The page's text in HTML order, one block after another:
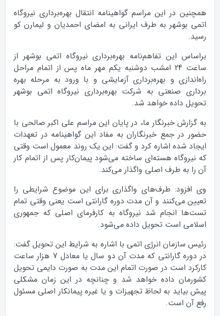
همچنين در اين مراسم گواهينامه‌ انتقال بهره‌برداري نيروگاه
اتمي بوشهر به طرف ايراني به امضاي احمديان و ليمارن کو
رسيد.
براساس اين تفاهم‌نامه بهره‌برداري نيروگاه اتمي بوشهر از
ساعت 24 امشب دوشنبه يکم مهر ماه پس از اتمام مراحل
راه‌اندازي و بهره‌برداري آزمايشي و با ورود به مرحله‌ بهره
برداري صنعتي به شرکت بهره‌برداري نيروگاه اتمي بوشهر
تحويل داده خواهد شد.
به گزارش خبرنگار ما، در پايان اين مراسم علي اکبر صالحي با
حضور در جمع خبرنگاران به مفاد اين گواهينامه در تعهدات
ايجاد شده اشاره کرد و گفت: اين يک روند معمول است وقتي
که نيروگاه هسته‌اي ساخته مي‌شود پيمان‌کار پس از اتمام کار
آن را به طرف اصلي واگذار مي‌کند.
وي افزود: طرف‌هاي واگذاري براي اين موضوع شرايطي را
تعيين مي‌کنند و آن مدت دوره‌ گارانتي است يعني وقتي تمام
تست‌ها انجام شد نيروگاه به کارفرماي اصلي که جمهوري
اسلامي است تحويل داده مي‌شود.
رئيس سازمان انرژي اتمي با اشاره به شرايط اين تحويل گفت:
در دوره‌ گارانتي که مدت آن دو سال يا معادل 7 هزار ساعت
کارکرد است در صورت اتمام اين مدت به صورت دايمي تحويل
کشورمان داده خواهد شد و چنانچه در اين زمان مشکلي
پيش بيايد به لحاظ تجهيزات و يا غيره پيمانکار اصلي مسئول
رفع آن است.